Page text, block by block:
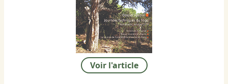
Voir l'article